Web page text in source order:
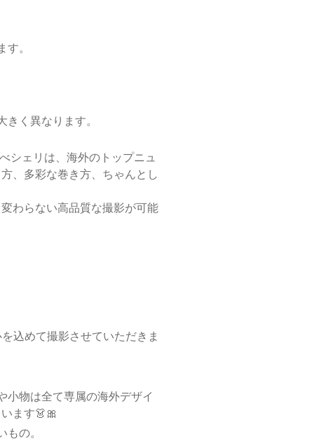
。
く異なります。
シェリは、海外のトップニュ
、多彩な巻き方、ちゃんとし
わらない高品質な撮影が可能
込めて撮影させていただきま
小物は全て専属の海外デザイ
ます👗🎀
の。